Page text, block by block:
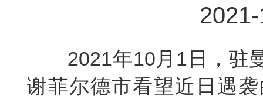
2021年10月1日，驻
谢菲尔德市看望近日遇